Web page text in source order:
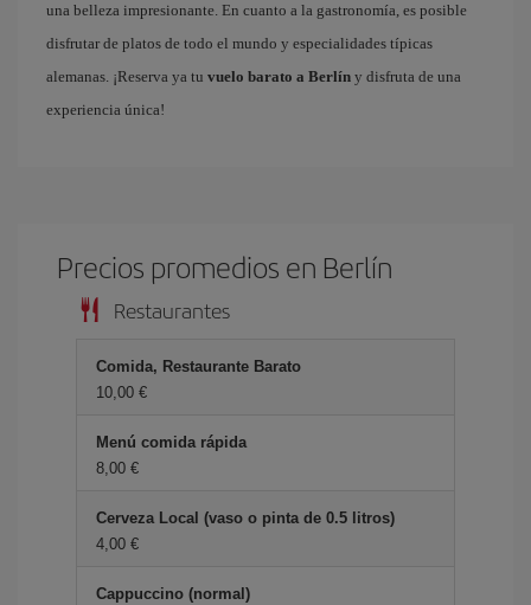
una belleza impresionante. En cuanto a la gastronomía, es posible
disfrutar de platos de todo el mundo y especialidades típicas
alemanas. ¡Reserva ya tu vuelo barato a Berlín y disfruta de una
experiencia única!
Precios promedios en Berlín
Restaurantes
Comida, Restaurante Barato
10,00 €
Menú comida rápida
8,00 €
Cerveza Local (vaso o pinta de 0.5 litros)
4,00 €
Cappuccino (normal)